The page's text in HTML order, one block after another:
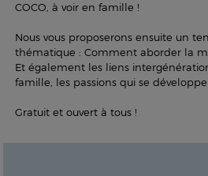
COCO, à voir en famille !
Nous vous proposerons ensuite un
thématique : Comment aborder la
Et également les liens
famille, les passions qui se
Gratuit et ouvert à tous !